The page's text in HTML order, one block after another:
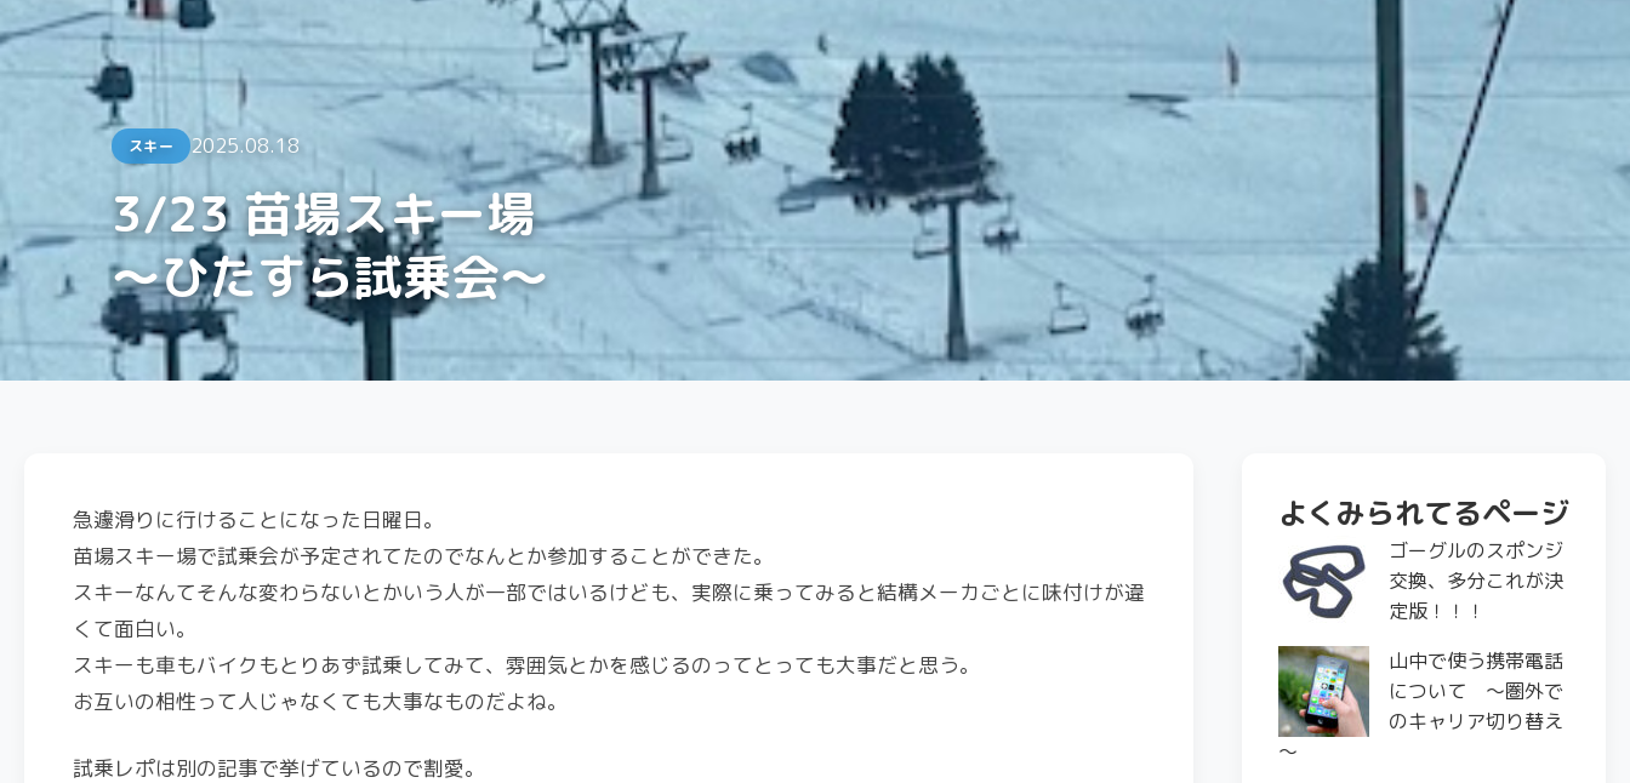
スキー 2025.08.18
3/23 苗場スキー場
〜ひたすら試乗会〜
急遽滑りに行けることになった日曜日。
苗場スキー場で試乗会が予定されてたのでなんとか参加することができた。
スキーなんてそんな変わらないとかいう人が一部ではいるけども、実際に乗ってみると結構メーカごとに味付けが違
くて面白い。
スキーも車もバイクもとりあず試乗してみて、雰囲気とかを感じるのってとっても大事だと思う。
お互いの相性って人じゃなくても大事なものだよね。
試乗レポは別の記事で挙げているので割愛。
よくみられてるページ
ゴーグルのスポンジ
交換、多分これが決
定版！！！
山中で使う携帯電話
について ～圏外で
のキャリア切り替え
～